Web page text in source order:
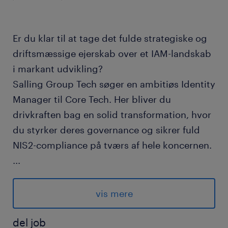
Er du klar til at tage det fulde strategiske og
driftsmæssige ejerskab over et IAM-landskab
i markant udvikling?
Salling Group Tech søger en ambitiøs Identity
Manager til Core Tech. Her bliver du
drivkraften bag en solid transformation, hvor
du styrker deres governance og sikrer fuld
NIS2-compliance på tværs af hele koncernen.
...
om rollen
Som Identity Manager får du det formelle
ledelsesansvar for et team af dygtige
vis mere
del job